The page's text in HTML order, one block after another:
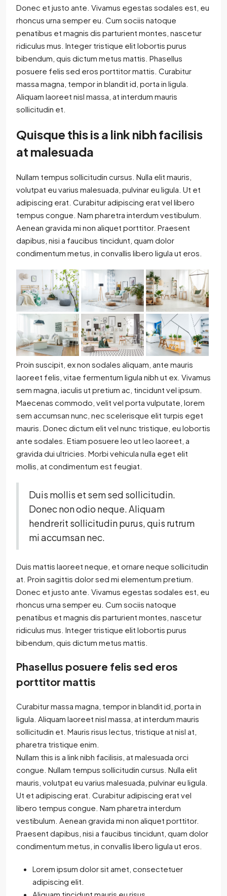
Donec et justo ante. Vivamus egestas sodales est, eu
rhoncus urna semper eu. Cum sociis natoque
penatibus et magnis dis parturient montes, nascetur
ridiculus mus. Integer tristique elit lobortis purus
bibendum, quis dictum metus mattis. Phasellus
posuere felis sed eros porttitor mattis. Curabitur
massa magna, tempor in blandit id, porta in ligula.
Aliquam laoreet nisl massa, at interdum mauris
sollicitudin et.
Quisque this is a link nibh facilisis
at malesuada
Nullam tempus sollicitudin cursus. Nulla elit mauris,
volutpat eu varius malesuada, pulvinar eu ligula. Ut et
adipiscing erat. Curabitur adipiscing erat vel libero
tempus congue. Nam pharetra interdum vestibulum.
Aenean gravida mi non aliquet porttitor. Praesent
dapibus, nisi a faucibus tincidunt, quam dolor
condimentum metus, in convallis libero ligula ut eros.
Proin suscipit, ex non sodales aliquam, ante mauris
laoreet felis, vitae fermentum ligula nibh ut ex. Vivamus
sem magna, iaculis ut pretium ac, tincidunt vel ipsum.
Maecenas commodo, velit vel porta vulputate, lorem
sem accumsan nunc, nec scelerisque elit turpis eget
mauris. Donec dictum elit vel nunc tristique, eu lobortis
ante sodales. Etiam posuere leo ut leo laoreet, a
gravida dui ultricies. Morbi vehicula nulla eget elit
mollis, at condimentum est feugiat.
Duis mollis et sem sed sollicitudin.
Donec non odio neque. Aliquam
hendrerit sollicitudin purus, quis rutrum
mi accumsan nec.
Duis mattis laoreet neque, et ornare neque sollicitudin
at. Proin sagittis dolor sed mi elementum pretium.
Donec et justo ante. Vivamus egestas sodales est, eu
rhoncus urna semper eu. Cum sociis natoque
penatibus et magnis dis parturient montes, nascetur
ridiculus mus. Integer tristique elit lobortis purus
bibendum, quis dictum metus mattis.
Phasellus posuere felis sed eros
porttitor mattis
Curabitur massa magna, tempor in blandit id, porta in
ligula. Aliquam laoreet nisl massa, at interdum mauris
sollicitudin et. Mauris risus lectus, tristique at nisl at,
pharetra tristique enim.
Nullam this is a link nibh facilisis, at malesuada orci
congue. Nullam tempus sollicitudin cursus. Nulla elit
mauris, volutpat eu varius malesuada, pulvinar eu ligula.
Ut et adipiscing erat. Curabitur adipiscing erat vel
libero tempus congue. Nam pharetra interdum
vestibulum. Aenean gravida mi non aliquet porttitor.
Praesent dapibus, nisi a faucibus tincidunt, quam dolor
condimentum metus, in convallis libero ligula ut eros.
Lorem ipsum dolor sit amet, consectetuer
adipiscing elit.